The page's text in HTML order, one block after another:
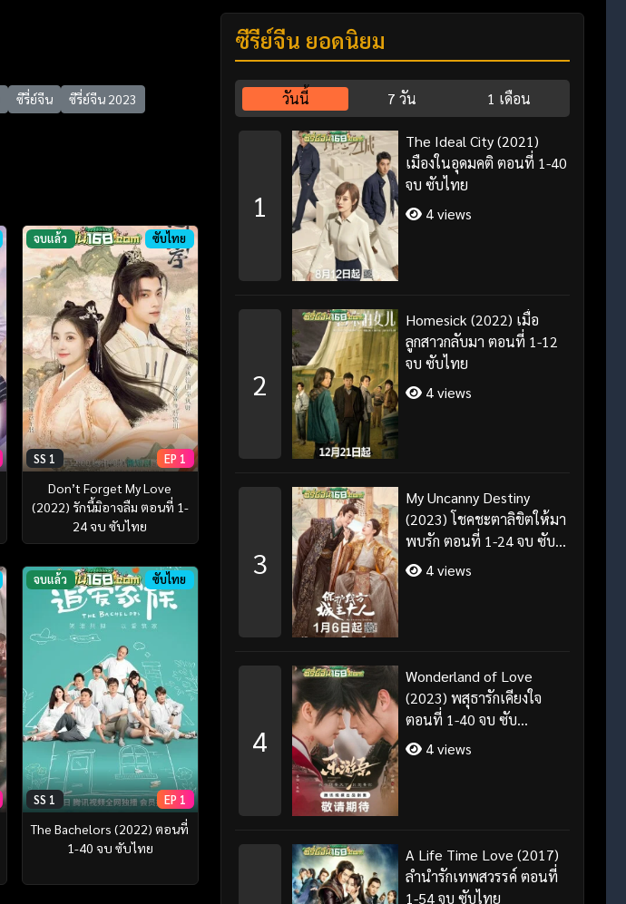
ซีรี่ย์จีน
ซีรี่ย์จีน 2023
จบแล้ว ซับไทย
SS 1 EP 1
Don’t Forget My Love
(2022) รักนี้มิอาจลืม ตอนที่ 1-
24 จบ ซับไทย
จบแล้ว ซับไทย
SS 1 EP 1
The Bachelors (2022) ตอนที่
1-40 จบ ซับไทย
ซีรี่ย์จีน ยอดนิยม
วันนี้ 7 วัน 1 เดือน
1
The Ideal City (2021)
เมืองในอุดมคติ ตอนที่ 1-40
จบ ซับไทย
4 views
2
Homesick (2022) เมื่อ
ลูกสาวกลับมา ตอนที่ 1-12
จบ ซับไทย
4 views
3
My Uncanny Destiny
(2023) โชคชะตาลิขิตให้มา
พบรัก ตอนที่ 1-24 จบ ซับ
ไทย/พากย์ไทย
4 views
4
Wonderland of Love
(2023) พสุธารักเคียงใจ
ตอนที่ 1-40 จบ ซับ
ไทย+พากย์ไทย
4 views
A Life Time Love (2017)
ลำนำรักเทพสวรรค์ ตอนที่
1-54 จบ ซับไทย